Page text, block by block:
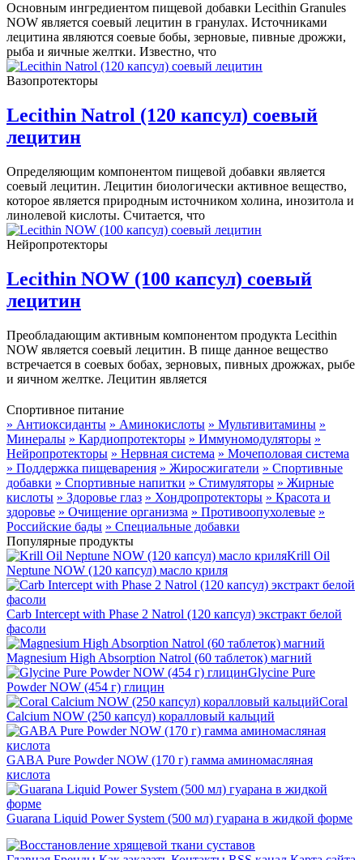
Основным ингредиентом пищевой добавки Lecithin Granules
NOW является соевый лецитин в гранулах. Источниками
лецитина являются соевые бобы, зерновые, пивные дрожжи,
рыба и яичные желтки. Известно, что
Вазопротекторы
Lecithin Natrol (120 капсул) соевый
лецитин
Определяющим компонентом пищевой добавки является
соевый лецитин. Лецитин биологически активное вещество,
которое является природным источником холина, инозитола и
линолевой кислоты. Считается, что
Нейропротекторы
Lecithin NOW (100 капсул) соевый
лецитин
Преобладающим активным компонентом продукта Lecithin
NOW является соевый лецитин. В пище данное вещество
встречается в соевых бобах, зерновых, пивных дрожжах, рыбе
и яичном желтке. Лецитин является
Спортивное питание
» Антиоксиданты » Аминокислоты » Мультивитамины »
Минералы » Кардиопротекторы » Иммуномодуляторы »
Нейропротекторы » Нервная система » Мочеполовая система
» Поддержка пищеварения » Жиросжигатели » Спортивные
добавки » Спортивные напитки » Стимуляторы » Жирные
кислоты » Здоровье глаз » Хондропротекторы » Красота и
здоровье » Очищение организма » Противоопухолевые »
Российские бады » Специальные добавки
Популярные продукты
Krill Oil
Neptune NOW (120 капсул) масло криля
Carb Intercept with Phase 2 Natrol (120 капсул) экстракт белой
фасоли
Magnesium High Absorption Natrol (60 таблеток) магний
Glycine Pure
Powder NOW (454 г) глицин
Coral
Calcium NOW (250 капсул) коралловый кальций
GABA Pure Powder NOW (170 г) гамма аминомасляная
кислота
Guarana Liquid Power System (500 мл) гуарана в жидкой форме